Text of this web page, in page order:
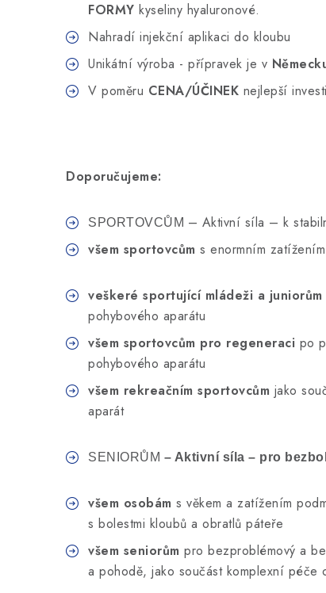
FORMY kyseliny hyaluronové.
Nahradí injekční aplikaci do kloubu
Unikátní výroba - přípravek je v
V poměru CENA/ÚČINEK nejlepší
Doporučujeme:
SPORTOVCŮM – Aktivní síla – k
všem sportovcům s enormním
veškeré sportující mládeži a juniorům
pohybového aparátu
všem sportovcům pro regeneraci po
pohybového aparátu
všem rekreačním sportovcům jako
aparát
SENIORŮM – Aktivní síla – pro
všem osobám s věkem a zatížením
s bolestmi kloubů a obratlů páteře
všem seniorům pro bezproblémový a
a pohodě, jako součást komplexní péče